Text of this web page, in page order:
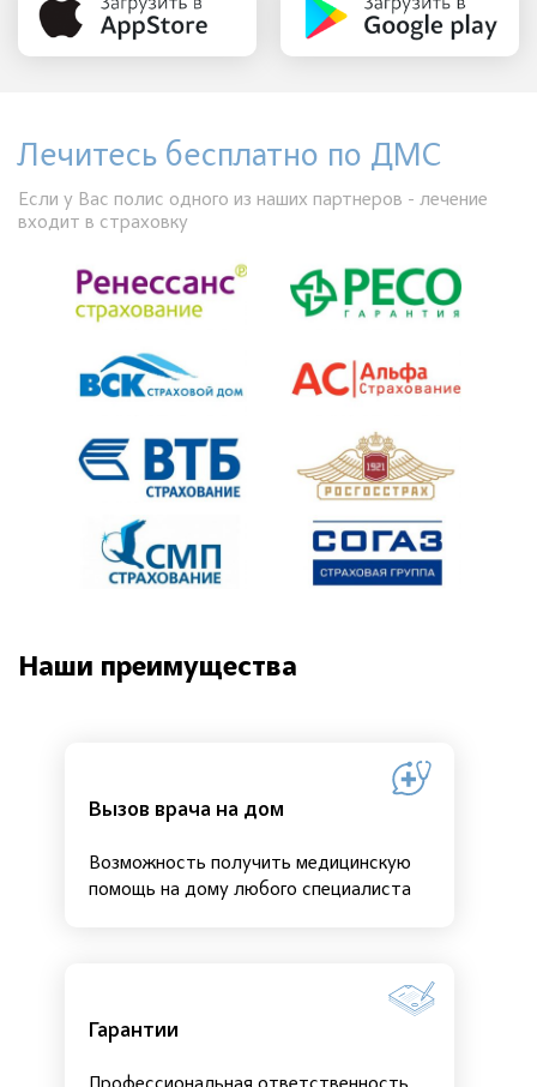
Лечитесь бесплатно по ДМС
Если у Вас полис одного из наших партнеров - лечение
входит в страховку
Наши преимущества
Вызов врача на дом
Возможность получить медицинскую
помощь на дому любого специалиста
Гарантии